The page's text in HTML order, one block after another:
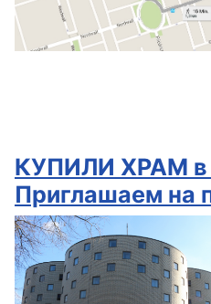
КУПИЛИ ХРАМ в
Приглашаем на